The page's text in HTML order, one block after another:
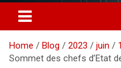
Home Blog 2023 juin
Sommet des chefs d’Etat